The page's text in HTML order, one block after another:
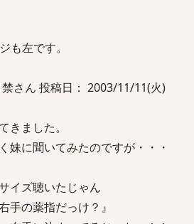
も左です。
さん 投稿日： 2003/11/11(火)
きました。
妹に聞いてみたのですが・・・
イズ聴いたじゃん
手の薬指だっけ？』